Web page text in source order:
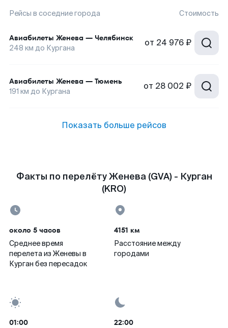
Рейсы в соседние города Стоимость
Авиабилеты Женева — Челябинск
248 км до Кургана от 24 976 ₽
Авиабилеты Женева — Тюмень
191 км до Кургана от 28 002 ₽
Показать больше рейсов
Факты по перелёту Женева (GVA) - Курган
(KRO)
около 5 часов
Среднее время
перелета из Женевы в
Курган без пересадок
4151 км
Расстояние между
городами
01:00 22:00